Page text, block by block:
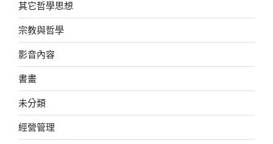
其它哲學思想
宗教與哲學
影音內容
書畫
未分類
經營管理